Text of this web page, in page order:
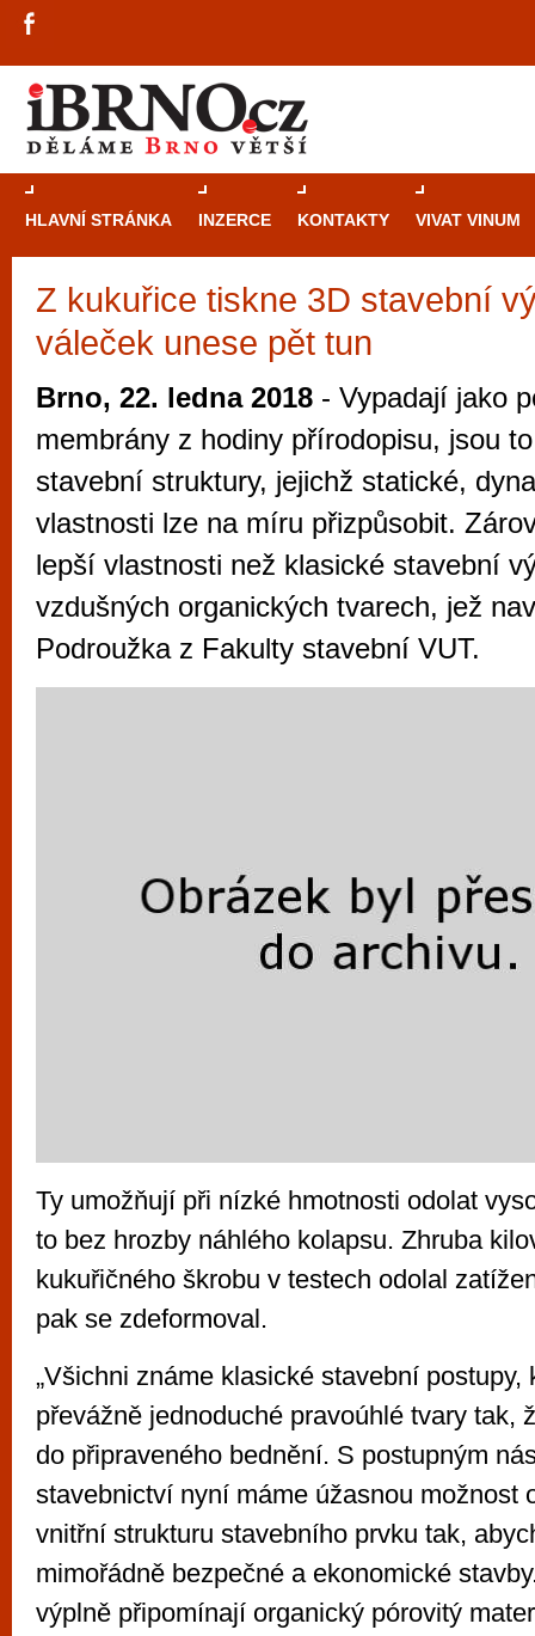
HLAVNÍ STRÁNKA INZERCE KONTAKTY VIVAT VINUM
Z kukuřice tiskne 3D stavební
váleček unese pět tun
Brno, 22. ledna 2018 - Vypadají jako
membrány z hodiny přírodopisu, jsou
stavební struktury, jejichž statické,
vlastnosti lze na míru přizpůsobit.
lepší vlastnosti než klasické stavební
vzdušných organických tvarech, jež
Podroužka z Fakulty stavební VUT.
Ty umožňují při nízké hmotnosti odolat
to bez hrozby náhlého kolapsu. Zhruba
kukuřičného škrobu v testech odolal
pak se zdeformoval.
„Všichni známe klasické stavební postupy,
převážně jednoduché pravoúhlé tvary tak,
do připraveného bednění. S postupným
stavebnictví nyní máme úžasnou možnost
vnitřní strukturu stavebního prvku tak,
mimořádně bezpečné a ekonomické
výplně připomínají organický pórovitý
Průvodce
Brně: Od
Brno je
zajímavé
restaurace,
Mimo jiné je ale také místem, kde si
vyzkoušet různé kasinové hry. V
metropoli naleznete širokou nabídku her
po moderní automaty jak pro pravidelné
příležitostné hráče. V...